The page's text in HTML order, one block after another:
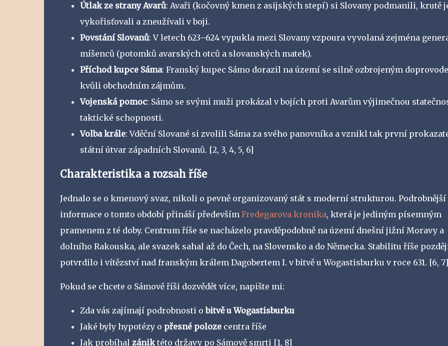
Útlak ze strany Avarů: Avaři (kočovný kmen z asijských stepí) si Slovany podmanili, krutě
vykořisťovali a zneužívali v boji.
Povstání Slovanů: V letech 623–624 vypukla mezi Slovany vzpoura vyvolaná zejména
míšenců (potomků avarských otců a slovanských matek).
Příchod kupce Sáma: Franský kupec Sámo dorazil na území se silně ozbrojeným
kvůli obchodním zájmům.
Vojenská pomoc: Sámo se svými muži prokázal v bojích proti Avarům výjimečnou
taktické schopnosti.
Volba krále: Vděční Slované si zvolili Sáma za svého panovníka a vznikl tak první
státní útvar západních Slovanů. [2, 3, 4, 5, 6]
Charakteristika a rozsah říše
Jednalo se o kmenový svaz, nikoli o pevně organizovaný stát s moderní strukturou. Podrobnější
informace o tomto období přináší především Fredegarova kronika, která je jediným písemným
pramenem z té doby. Centrum říše se nacházelo pravděpodobně na území dnešní jižní Moravy a
dolního Rakouska, ale svazek sahal až do Čech, na Slovensko a do Německa. Stabilitu říše
potvrdilo i vítězství nad franským králem Dagobertem I. v bitvě u Wogastisburku v roce 631. [6, 7]
Pokud se chcete o Sámově říši dozvědět více, napište mi:
Zda vás zajímají podrobnosti obitvě u Wogastisburku
Jaké byly hypotézy o přesné polozecentra říše
Jak probíhal zániktéto državy po Sámově smrti[1, 8]